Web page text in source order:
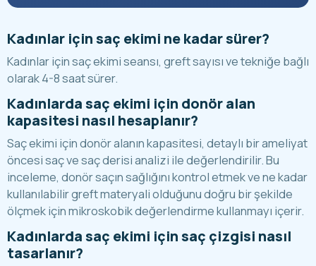
Kadınlar için saç ekimi ne kadar sürer?
Kadınlar için saç ekimi seansı, greft sayısı ve tekniğe bağlı
olarak 4-8 saat sürer.
Kadınlarda saç ekimi için donör alan
kapasitesi nasıl hesaplanır?
Saç ekimi için donör alanın kapasitesi, detaylı bir ameliyat
öncesi saç ve saç derisi analizi ile değerlendirilir. Bu
inceleme, donör saçın sağlığını kontrol etmek ve ne kadar
kullanılabilir greft materyali olduğunu doğru bir şekilde
ölçmek için mikroskobik değerlendirme kullanmayı içerir.
Kadınlarda saç ekimi için saç çizgisi nasıl
tasarlanır?